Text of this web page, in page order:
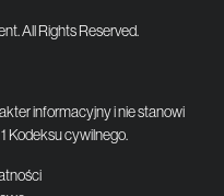
All Rights Reserved.
informacyjny i nie stanowi
Kodeksu cywilnego.